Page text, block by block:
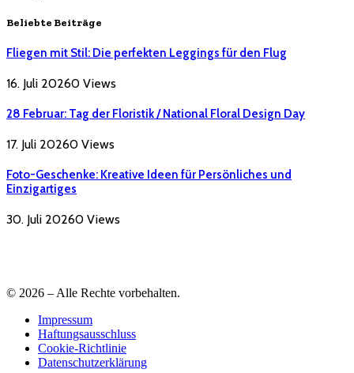
Beliebte Beiträge
Fliegen mit Stil: Die perfekten Leggings für den Flug
16. Juli 20260 Views
28 Februar: Tag der Floristik / National Floral Design Day
17. Juli 20260 Views
Foto-Geschenke: Kreative Ideen für Persönliches und
Einzigartiges
30. Juli 20260 Views
© 2026 – Alle Rechte vorbehalten.
Impressum
Haftungsausschluss
Cookie-Richtlinie
Datenschutzerklärung